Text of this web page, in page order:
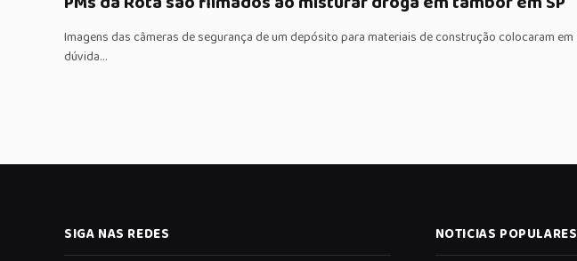
Imagens das câmeras de segurança de um depósito para materiais de construção colocaram em
dúvida…
SIGA NAS REDES NOTICIAS POPULARES